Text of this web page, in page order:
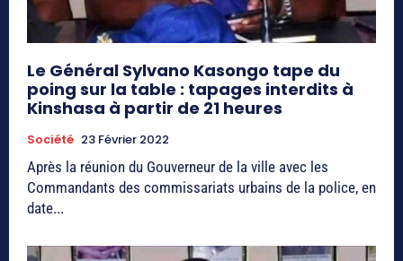
Le Général Sylvano Kasongo tape du
poing sur la table : tapages interdits à
Kinshasa à partir de 21 heures
Société 23 Février 2022
Après la réunion du Gouverneur de la ville avec les
Commandants des commissariats urbains de la police, en
date...